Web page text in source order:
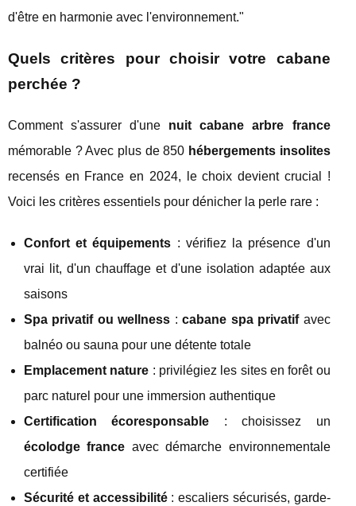
d'être en harmonie avec l'environnement."
Quels critères pour choisir votre cabane
perchée ?
Comment s'assurer d'une nuit cabane arbre france
mémorable ? Avec plus de 850 hébergements insolites
recensés en France en 2024, le choix devient crucial !
Voici les critères essentiels pour dénicher la perle rare :
Confort et équipements : vérifiez la présence d'un
vrai lit, d'un chauffage et d'une isolation adaptée aux
saisons
Spa privatif ou wellness :cabane spa privatifavec
balnéo ou sauna pour une détente totale
Emplacement nature : privilégiez les sites en forêt ou
parc naturel pour une immersion authentique
Certification écoresponsable : choisissez un
écolodge france avec démarche environnementale
certifiée
Sécurité et accessibilité: escaliers sécurisés, garde-